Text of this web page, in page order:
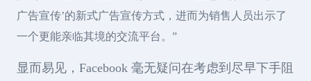
广告宣传’的新式广告宣传方式，进而为销售人员出示了
一个更能亲临其境的交流平台。”
显而易见，Facebook 毫无疑问在考虑到尽早下手阻